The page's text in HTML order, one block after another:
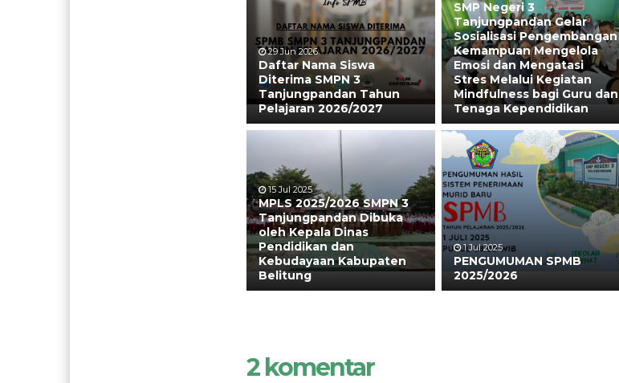
29 Jun 2026
Daftar Nama Siswa
Diterima SMPN 3
Tanjungpandan Tahun
Pelajaran 2026/2027
SMP Negeri 3
Tanjungpandan Gelar
Sosialisasi Pengembangan
Kemampuan Mengelola
Emosi dan Mengatasi
Stres Melalui Kegiatan
Mindfulness bagi Guru dan
Tenaga Kependidikan
15 Jul 2025
MPLS 2025/2026 SMPN 3
Tanjungpandan Dibuka
oleh Kepala Dinas
Pendidikan dan
Kebudayaan Kabupaten
Belitung
1 Jul 2025
PENGUMUMAN SPMB
2025/2026
2 komentar